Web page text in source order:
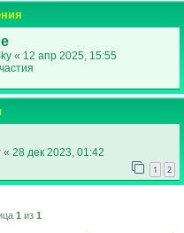
« 12 апр 2025, 15:55
« 28 дек 2023, 01:42
1 2
1 из 1